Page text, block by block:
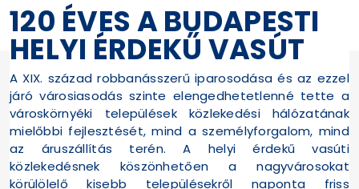
120 ÉVES A BUDAPESTI
HELYI ÉRDEKŰ VASÚT
A XIX. század robbanásszerű iparosodása és az ezzel
járó városiasodás szinte elengedhetetlenné tette a
városkörnyéki települések közlekedési hálózatának
mielőbbi fejlesztését, mind a személyforgalom, mind
az áruszállítás terén. A helyi érdekű vasúti
közlekedésnek köszönhetően a nagyvárosokat
körülölelő kisebb településekről naponta friss